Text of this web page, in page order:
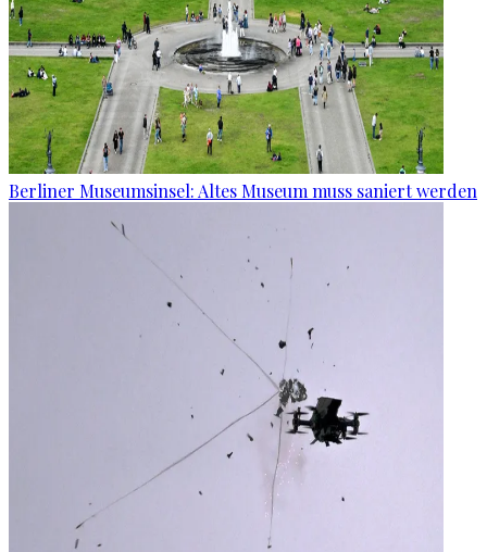
Berliner Museumsinsel: Altes Museum muss saniert werden